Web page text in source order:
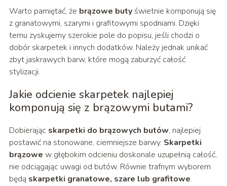
Warto pamiętać, że brązowe butyświetnie komponują się
z granatowymi, szarymi i grafitowymi spodniami. Dzięki
temu zyskujemy szerokie pole do popisu, jeśli chodzi o
dobór skarpetek i innych dodatków. Należy jednak unikać
zbyt jaskrawych barw, które mogą zaburzyć całość
stylizacji.
Jakie odcienie skarpetek najlepiej
komponują się z brązowymi butami?
Dobierając skarpetki do brązowych butów, najlepiej
postawić na stonowane, ciemniejsze barwy. Skarpetki
brązowe w głębokim odcieniu doskonale uzupełnią całość,
nie odciągając uwagi od butów. Równie trafnym wyborem
będą skarpetki granatowe, szare lub grafitowe.